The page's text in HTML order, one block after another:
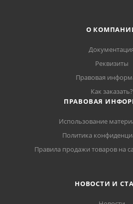
О
Реквизиты
Правовая
Как заказать?
ПРАВОВАЯ
Использование
Политика
Правила продажи товаров на
НОВОСТИ И